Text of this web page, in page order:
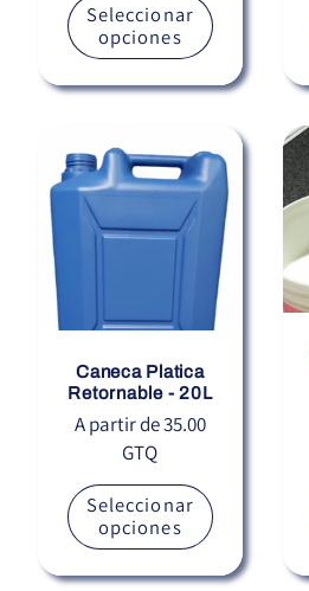
Seleccionar
opciones
Caneca Platica
Retornable - 20L
Precio
habitual
A partir de 35.00
GTQ
Seleccionar
opciones